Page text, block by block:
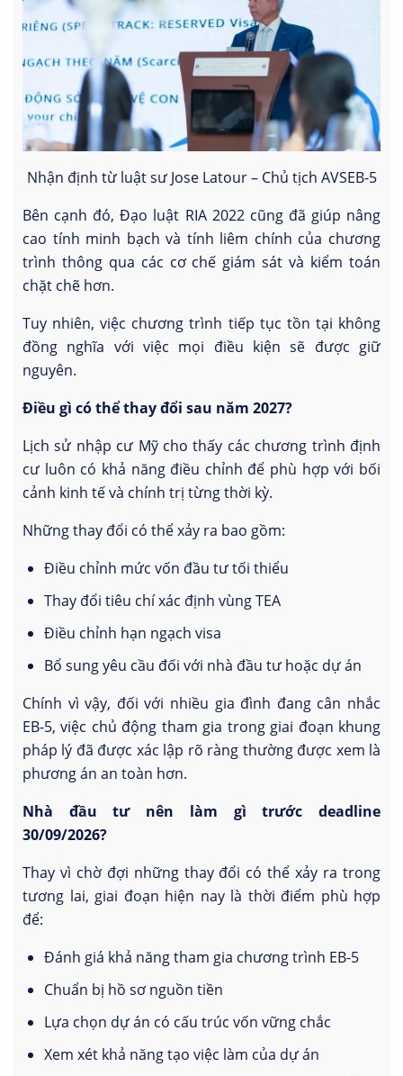
Nhận định từ luật sư Jose Latour – Chủ tịch AVSEB-5
Bên cạnh đó, Đạo luật RIA 2022 cũng đã giúp nâng
cao tính minh bạch và tính liêm chính của chương
trình thông qua các cơ chế giám sát và kiểm toán
chặt chẽ hơn.
Tuy nhiên, việc chương trình tiếp tục tồn tại không
đồng nghĩa với việc mọi điều kiện sẽ được giữ
nguyên.
Điều gì có thể thay đổi sau năm 2027?
Lịch sử nhập cư Mỹ cho thấy các chương trình định
cư luôn có khả năng điều chỉnh để phù hợp với bối
cảnh kinh tế và chính trị từng thời kỳ.
Những thay đổi có thể xảy ra bao gồm:
Điều chỉnh mức vốn đầu tư tối thiểu
Thay đổi tiêu chí xác định vùng TEA
Điều chỉnh hạn ngạch visa
Bổ sung yêu cầu đối với nhà đầu tư hoặc dự án
Chính vì vậy, đối với nhiều gia đình đang cân nhắc
EB-5, việc chủ động tham gia trong giai đoạn khung
pháp lý đã được xác lập rõ ràng thường được xem là
phương án an toàn hơn.
Nhà đầu tư nên làm gì trước deadline
30/09/2026?
Thay vì chờ đợi những thay đổi có thể xảy ra trong
tương lai, giai đoạn hiện nay là thời điểm phù hợp
để:
Đánh giá khả năng tham gia chương trình EB-5
Chuẩn bị hồ sơ nguồn tiền
Lựa chọn dự án có cấu trúc vốn vững chắc
Xem xét khả năng tạo việc làm của dự án